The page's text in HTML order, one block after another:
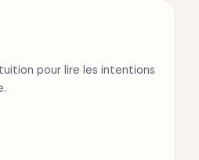
pour lire les intentions